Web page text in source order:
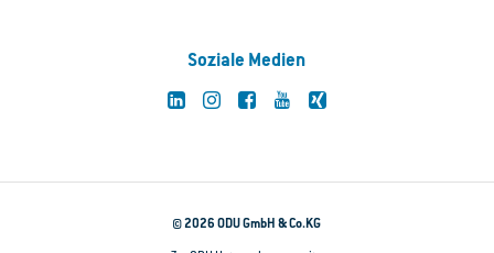
Soziale Medien
© 2026 ODU GmbH & Co.KG